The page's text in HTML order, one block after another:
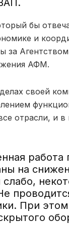
бы
и
за
АФМ.
своей
отрасли, и
на
При этом